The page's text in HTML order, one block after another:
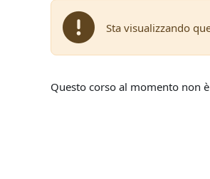
Sta visualizzando
Questo corso al momento non